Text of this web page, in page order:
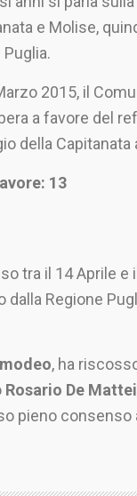
e Molise,
2015, il
a favore del
della Capitanata
13
tra il 14 Aprile e
Regione
, ha
Rosario De
pieno consenso